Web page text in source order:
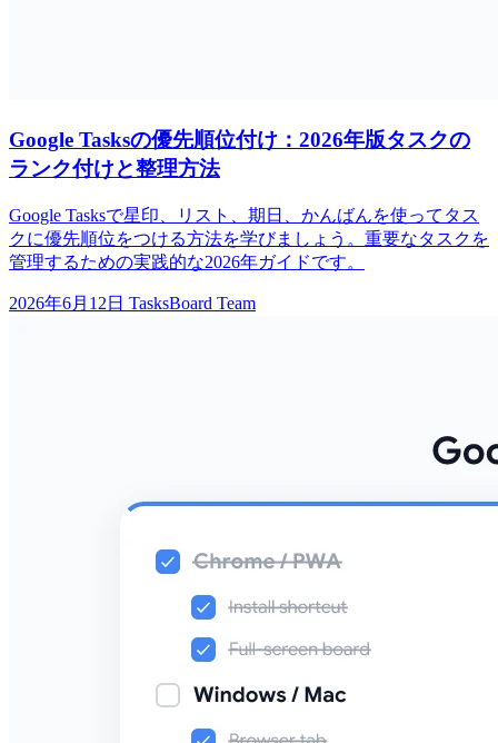
Google Tasksの優先順位付け：2026年版タスクの
ランク付けと整理方法
Google Tasksで星印、リスト、期日、かんばんを使ってタス
クに優先順位をつける方法を学びましょう。重要なタスクを
管理するための実践的な2026年ガイドです。
2026年6月12日 TasksBoard Team